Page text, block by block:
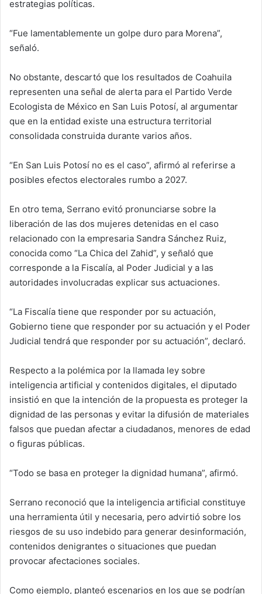
estrategias políticas.
“Fue lamentablemente un golpe duro para Morena”,
señaló.
No obstante, descartó que los resultados de Coahuila
representen una señal de alerta para el Partido Verde
Ecologista de México en San Luis Potosí, al argumentar
que en la entidad existe una estructura territorial
consolidada construida durante varios años.
“En San Luis Potosí no es el caso”, afirmó al referirse a
posibles efectos electorales rumbo a 2027.
En otro tema, Serrano evitó pronunciarse sobre la
liberación de las dos mujeres detenidas en el caso
relacionado con la empresaria Sandra Sánchez Ruiz,
conocida como “La Chica del Zahid”, y señaló que
corresponde a la Fiscalía, al Poder Judicial y a las
autoridades involucradas explicar sus actuaciones.
“La Fiscalía tiene que responder por su actuación,
Gobierno tiene que responder por su actuación y el Poder
Judicial tendrá que responder por su actuación”, declaró.
Respecto a la polémica por la llamada ley sobre
inteligencia artificial y contenidos digitales, el diputado
insistió en que la intención de la propuesta es proteger la
dignidad de las personas y evitar la difusión de materiales
falsos que puedan afectar a ciudadanos, menores de edad
o figuras públicas.
“Todo se basa en proteger la dignidad humana”, afirmó.
Serrano reconoció que la inteligencia artificial constituye
una herramienta útil y necesaria, pero advirtió sobre los
riesgos de su uso indebido para generar desinformación,
contenidos denigrantes o situaciones que puedan
provocar afectaciones sociales.
Como ejemplo, planteó escenarios en los que se podrían